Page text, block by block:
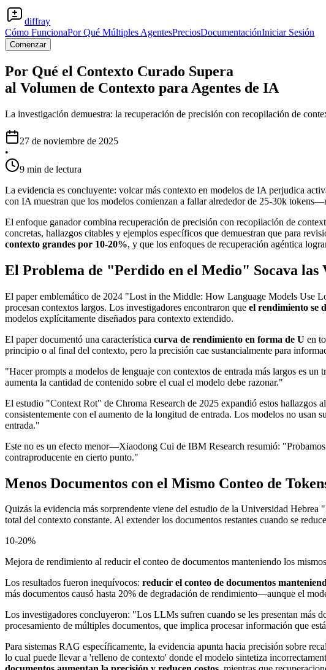
diffray
Cómo FuncionaPor Qué Múltiples AgentesPreciosDocumentaciónIniciar Sesión
Comenzar
Por Qué el Contexto Curado Supera
al Volumen de Contexto para Agentes de IA
La investigación demuestra: la recuperación de precisión con recopilación de
27 de noviembre de 2025
•
9 min de lectura
La evidencia es concluyente: volcar más contexto en modelos de IA perjudica
con IA muestran que los modelos comienzan a fallar alrededor de 25-30k
El enfoque ganador combina recuperación de precisión con recopilación de
concretas, hallazgos citables y ejemplos específicos que demuestran que para
contexto grandes por 10-20%, y que los enfoques de recuperación agéntica
El Problema de "Perdido en el Medio" Socava las
El paper emblemático de 2024 "Lost in the Middle: How Language Models Use
procesan contextos largos. Los investigadores encontraron que el rendimiento se
modelos explícitamente diseñados para contexto extendido.
El paper documentó una característica curva de rendimiento en forma de U en
principio o al final del contexto, pero la precisión cae sustancialmente para
"Hacer prompts a modelos de lenguaje con contextos de entrada más largos es
aumenta la cantidad de contenido sobre el cual el modelo debe razonar."
El estudio "Context Rot" de Chroma Research de 2025 expandió estos hallazgos
consistentemente con el aumento de la longitud de entrada. Los modelos no
entrada."
Este no es un efecto menor—Xiaodong Cui de IBM Research resumió:
contraproducente en cierto punto."
Menos Documentos con el Mismo Conteo de
Quizás la evidencia más sorprendente viene del estudio de la Universidad
total del contexto constante. Al extender los documentos restantes cuando se
10-20%
Mejora de rendimiento al reducir el conteo de documentos manteniendo los
Los resultados fueron inequívocos: reducir el conteo de documentos
más documentos causó hasta 20% de degradación de rendimiento—aunque el
Los investigadores concluyeron: "Los LLMs sufren cuando se les presentan más
procesamiento de múltiples documentos, que implica procesar información que
Para sistemas RAG específicamente, la evidencia apunta hacia precisión sobre
lo cual puede llevar a 'relleno de contexto' donde el modelo sintetiza